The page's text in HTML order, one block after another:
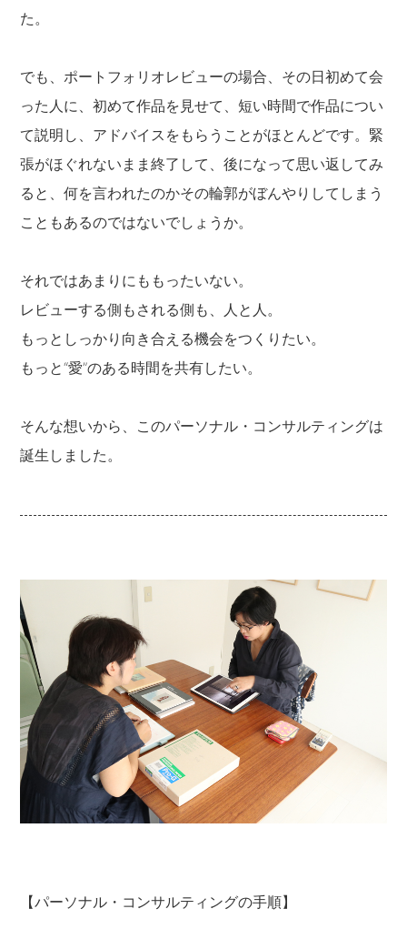
た。
でも、ポートフォリオレビューの場合、その日初めて会
った人に、初めて作品を見せて、短い時間で作品につい
て説明し、アドバイスをもらうことがほとんどです。緊
張がほぐれないまま終了して、後になって思い返してみ
ると、何を言われたのかその輪郭がぼんやりしてしまう
こともあるのではないでしょうか。
それではあまりにももったいない。
レビューする側もされる側も、人と人。
もっとしっかり向き合える機会をつくりたい。
もっと“愛”のある時間を共有したい。
そんな想いから、このパーソナル・コンサルティングは
誕生しました。
【パーソナル・コンサルティングの手順】